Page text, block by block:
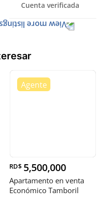
Cuenta verificada
RD$ 5,500,000
Apartamento en venta
Económico Tamboril